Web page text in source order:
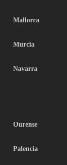
Mallorca
Murcia
Navarra
Ourense
Palencia